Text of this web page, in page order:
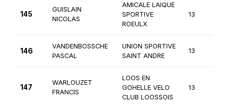
145
GUISLAIN
NICOLAS
AMICALE LAIQUE
SPORTIVE
ROEULX
13
146
VANDENBOSSCHE
PASCAL
UNION SPORTIVE
SAINT ANDRE
13
147
WARLOUZET
FRANCIS
LOOS EN
GOHELLE VELO
CLUB LOOSSOIS
13